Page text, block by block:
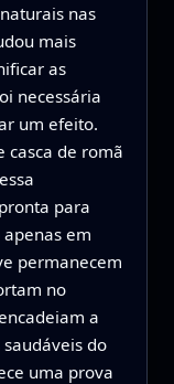
nas
mais
as
necessária
um efeito.
casca de romã
para
em
permanecem
no
a
do
uma prova